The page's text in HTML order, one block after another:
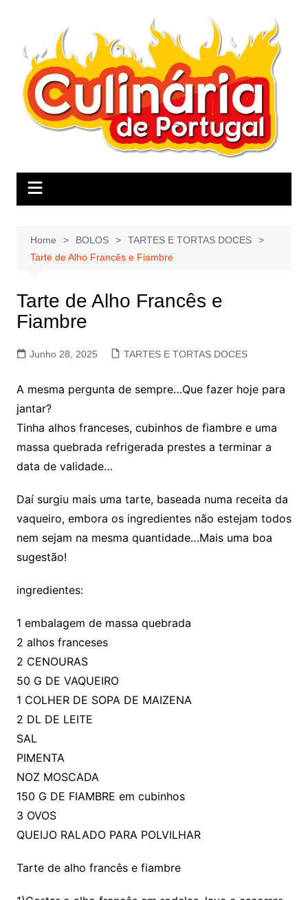
Home BOLOS
TARTES E TORTAS DOCES
Tarte de Alho Francês e Fiambre
Tarte de Alho Francês e
Fiambre
Junho 28, 2025 TARTES E TORTAS DOCES
A mesma pergunta de sempre…Que fazer hoje para
jantar?
Tinha alhos franceses, cubinhos de fiambre e uma
massa quebrada refrigerada prestes a terminar a
data de validade…
Daí surgiu mais uma tarte, baseada numa receita da
vaqueiro, embora os ingredientes não estejam todos
nem sejam na mesma quantidade…Mais uma boa
sugestão!
ingredientes:
1 embalagem de massa quebrada
2 alhos franceses
2 CENOURAS
50 G DE VAQUEIRO
1 COLHER DE SOPA DE MAIZENA
2 DL DE LEITE
SAL
PIMENTA
NOZ MOSCADA
150 G DE FIAMBRE em cubinhos
3 OVOS
QUEIJO RALADO PARA POLVILHAR
Tarte de alho francês e fiambre